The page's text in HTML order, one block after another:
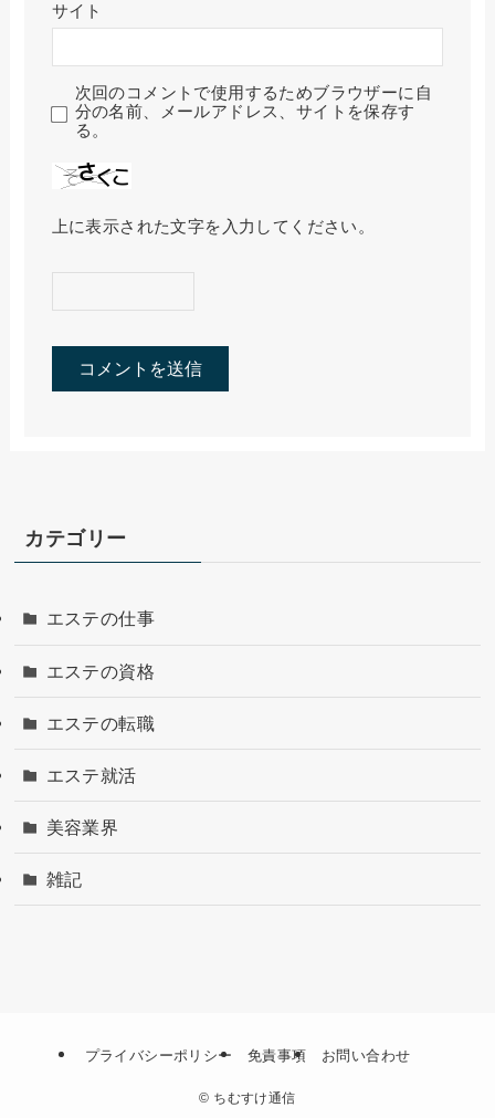
サイト
次回のコメントで使用するためブラウザーに自
分の名前、メールアドレス、サイトを保存す
る。
上に表示された文字を入力してください。
カテゴリー
エステの仕事
エステの資格
エステの転職
エステ就活
美容業界
雑記
プライバシーポリシー 免責事項 お問い合わせ
© ちむすけ通信